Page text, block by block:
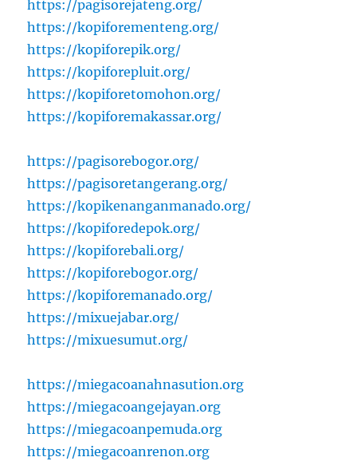
https://pagisorejateng.org/
https://kopiforementeng.org/
https://kopiforepik.org/
https://kopiforepluit.org/
https://kopiforetomohon.org/
https://kopiforemakassar.org/
https://pagisorebogor.org/
https://pagisoretangerang.org/
https://kopikenanganmanado.org/
https://kopiforedepok.org/
https://kopiforebali.org/
https://kopiforebogor.org/
https://kopiforemanado.org/
https://mixuejabar.org/
https://mixuesumut.org/
https://miegacoanahnasution.org
https://miegacoangejayan.org
https://miegacoanpemuda.org
https://miegacoanrenon.org